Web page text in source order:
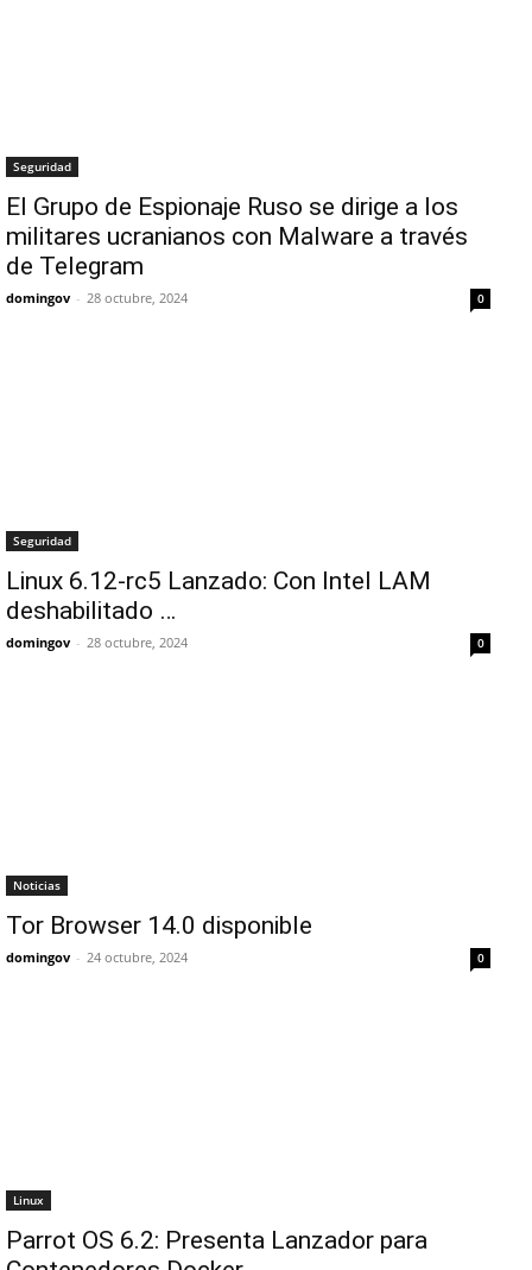
Seguridad
El Grupo de Espionaje Ruso se dirige a los
militares ucranianos con Malware a través
de Telegram
domingov - 28 octubre, 2024 0
Seguridad
Linux 6.12-rc5 Lanzado: Con Intel LAM
deshabilitado …
domingov - 28 octubre, 2024 0
Noticias
Tor Browser 14.0 disponible
domingov - 24 octubre, 2024 0
Linux
Parrot OS 6.2: Presenta Lanzador para